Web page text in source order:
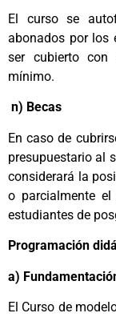
El curso se
abonados por los
ser cubierto con
mínimo.
n) Becas
En caso de
presupuestario al
considerará la
o parcialmente
estudiantes de
Programación
a)
El Curso de